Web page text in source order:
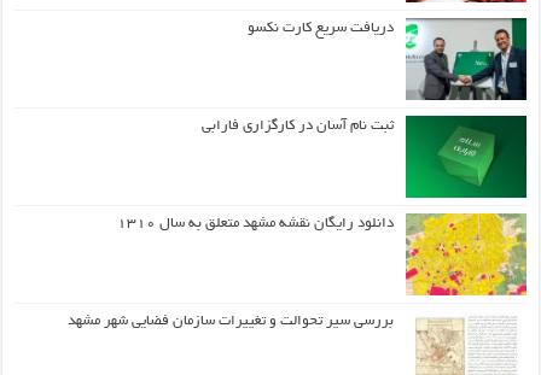
دریافت سریع کارت نکسو
ثبت نام آسان در کارگزاری فارابی
دانلود رایگان نقشه مشهد متعلق به سال ۱۳۱۰
بررسی سیر تحوالت و تغییرات سازمان فضایی شهر مشهد